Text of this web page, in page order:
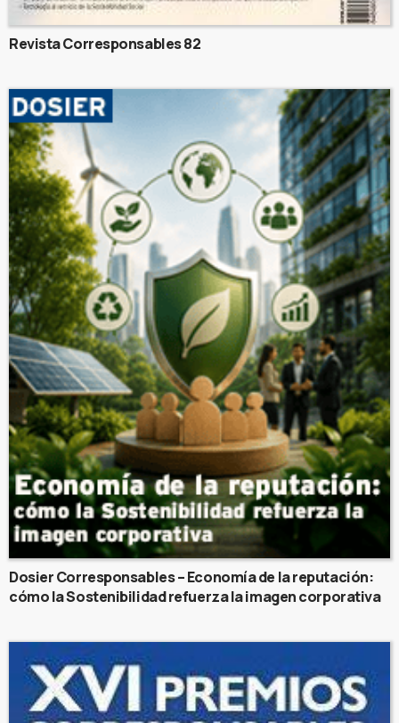
Revista Corresponsables 82
Dosier Corresponsables – Economía de la reputación:
cómo la Sostenibilidad refuerza la imagen corporativa